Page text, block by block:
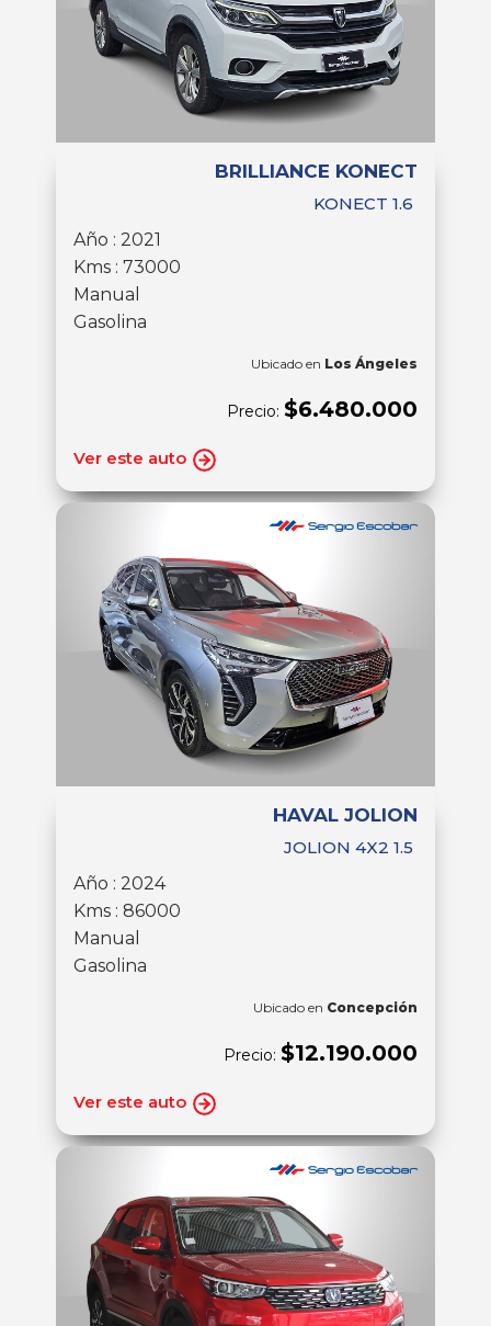
BRILLIANCE KONECT
KONECT 1.6
Año : 2021
Kms : 73000
Manual
Gasolina
Ubicado en Los Ángeles
Precio: $6.480.000
Ver este auto
HAVAL JOLION
JOLION 4X2 1.5
Año : 2024
Kms : 86000
Manual
Gasolina
Ubicado en Concepción
Precio: $12.190.000
Ver este auto